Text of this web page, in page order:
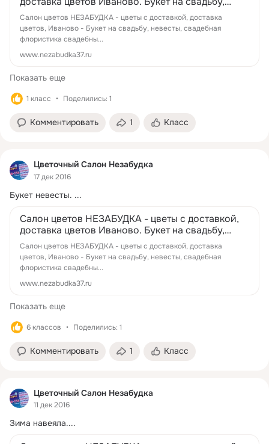
невесты, свадебная флористика сваде...
Салон цветов НЕЗАБУДКА - цветы с доставкой, доставка
цветов, Иваново - Букет на свадьбу, невесты, свадебная
флористика свадебны...
www.nezabudka37.ru
Показать еще
1 класс Поделились: 1
Комментировать 1 Класс
Цветочный Салон Незабудка
17 дек 2016
Букет невесты. ...
Салон цветов НЕЗАБУДКА - цветы с доставкой,
доставка цветов Иваново. Букет на свадьбу,
невесты, свадебная флористика сваде...
Салон цветов НЕЗАБУДКА - цветы с доставкой, доставка
цветов, Иваново - Букет на свадьбу, невесты, свадебная
флористика свадебны...
www.nezabudka37.ru
Показать еще
6 классов Поделились: 1
Комментировать 1 Класс
Цветочный Салон Незабудка
11 дек 2016
Зима навеяла....